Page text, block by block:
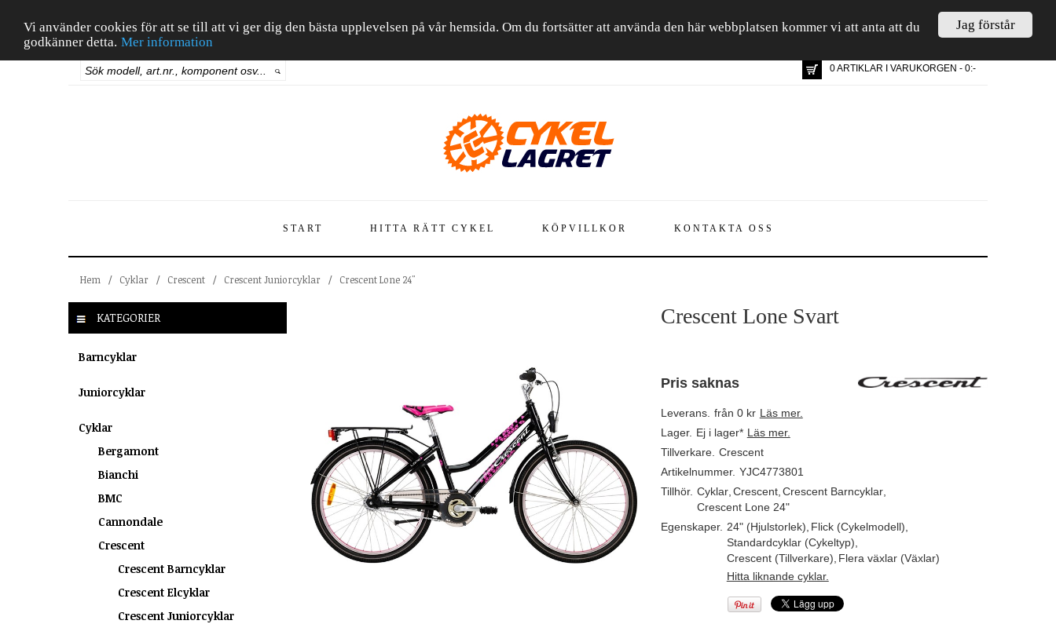
Jag förstår
Vi använder cookies för att se till att vi ger dig den bästa upplevelsen på vår hemsida. Om du fortsätter att använda den här webbplatsen kommer vi att anta att du
godkänner detta. Mer information
0 ARTIKLAR I VARUKORGEN - 0:-
START HITTA RÄTT CYKEL KÖPVILLKOR KONTAKTA OSS
Hem / Cyklar / Crescent / Crescent Juniorcyklar / Crescent Lone 24"
KATEGORIER
Barncyklar
Juniorcyklar
Cyklar
Bergamont
Bianchi
BMC
Cannondale
Crescent
Crescent Barncyklar
Crescent Elcyklar
Crescent Juniorcyklar
Crescent Lone Svart
Pris saknas
Leverans. från 0 kr Läs mer.
Lager. Ej i lager* Läs mer.
Tillverkare. Crescent
Artikelnummer. YJC4773801
Tillhör. Cyklar, Crescent, Crescent Barncyklar,
Crescent Lone 24"
Egenskaper. 24" (Hjulstorlek) Flick (Cykelmodell)
Standardcyklar (Cykeltyp)
Crescent (Tillverkare) Flera växlar (Växlar)
Hitta liknande cyklar.